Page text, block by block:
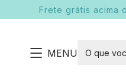
Frete grátis acima
MENU